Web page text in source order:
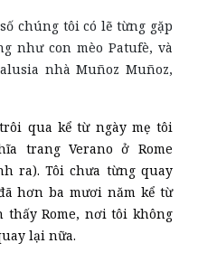
chúng tôi có lẽ từng gặp
như con mèo Patufè, và
nhà Muñoz Muñoz,
qua kể từ ngày mẹ tôi
trang Verano ở Rome
ra). Tôi chưa từng quay
hơn ba mươi năm kể từ
Rome, nơi tôi không
lại nữa.